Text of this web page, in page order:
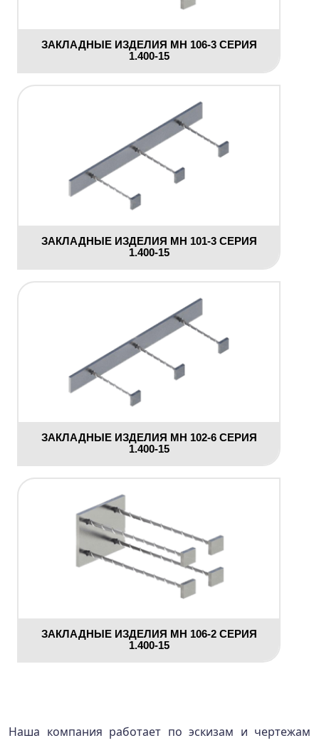
ЗАКЛАДНЫЕ ИЗДЕЛИЯ МН 106-3 СЕРИЯ
1.400-15
ЗАКЛАДНЫЕ ИЗДЕЛИЯ МН 101-3 СЕРИЯ
1.400-15
ЗАКЛАДНЫЕ ИЗДЕЛИЯ МН 102-6 СЕРИЯ
1.400-15
ЗАКЛАДНЫЕ ИЗДЕЛИЯ МН 106-2 СЕРИЯ
1.400-15
Наша компания работает по эскизам и чертежам